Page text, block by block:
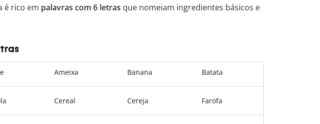
é rico em palavras com 6 letras que nomeiam ingredientes básicos e
Ameixa Banana Batata
Cereal Cereja Farofa